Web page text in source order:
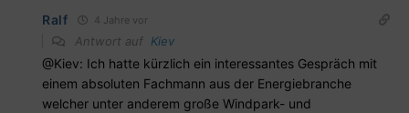
Ralf 4 Jahre vor
Antwort auf Kiev
@Kiev: Ich hatte kürzlich ein interessantes Gespräch mit
einem absoluten Fachmann aus der Energiebranche
welcher unter anderem große Windpark- und